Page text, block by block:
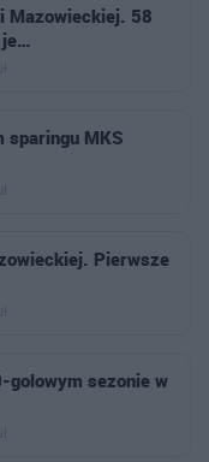
Mazowieckiej. 58
je…
sparingu MKS
Pierwsze
golowym sezonie w